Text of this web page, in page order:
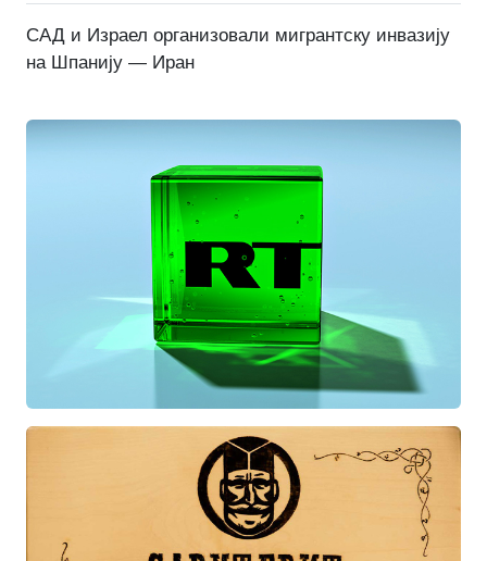
САД и Израел организовали мигрантску инвазију
на Шпанију — Иран